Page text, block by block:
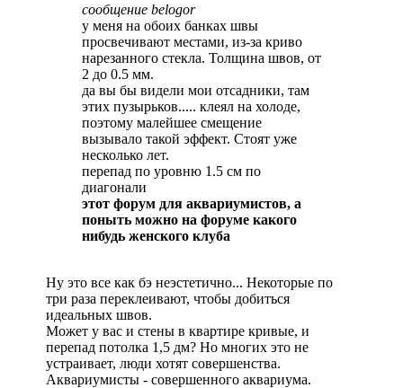
сообщение belogor
у меня на обоих банках швы
просвечивают местами, из-за криво
нарезанного стекла. Толщина швов, от
2 до 0.5 мм.
да вы бы видели мои отсадники, там
этих пузырьков..... клеял на холоде,
поэтому малейшее смещение
вызывало такой эффект. Стоят уже
несколько лет.
перепад по уровню 1.5 см по
диагонали
этот форум для аквариумистов, а
поныть можно на форуме какого
нибудь женского клуба
Ну это все как бэ неэстетично... Некоторые по
три раза переклеивают, чтобы добиться
идеальных швов.
Может у вас и стены в квартире кривые, и
перепад потолка 1,5 дм? Но многих это не
устраивает, люди хотят совершенства.
Аквариумисты - совершенного аквариума.